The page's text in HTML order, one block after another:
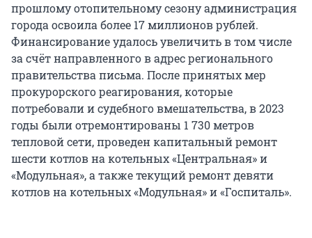
прошлому отопительному сезону администрация
города освоила более 17 миллионов рублей.
Финансирование удалось увеличить в том числе
за счёт направленного в адрес регионального
правительства письма. После принятых мер
прокурорского реагирования, которые
потребовали и судебного вмешательства, в 2023
годы были отремонтированы 1 730 метров
тепловой сети, проведен капитальный ремонт
шести котлов на котельных «Центральная» и
«Модульная», а также текущий ремонт девяти
котлов на котельных «Модульная» и «Госпиталь».